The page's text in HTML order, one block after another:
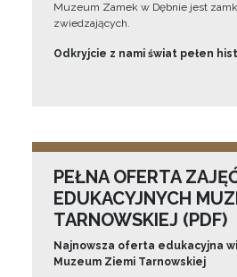
Muzeum Zamek w Dębnie jest
zwiedzających.
Odkryjcie z nami świat pełen
PEŁNA OFERTA
EDUKACYJNYCH
TARNOWSKIEJ (PDF)
Najnowsza oferta edukacyjna
Muzeum Ziemi Tarnowskiej